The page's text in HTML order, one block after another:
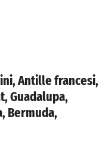
Antille francesi,
Guadalupa,
Bermuda,